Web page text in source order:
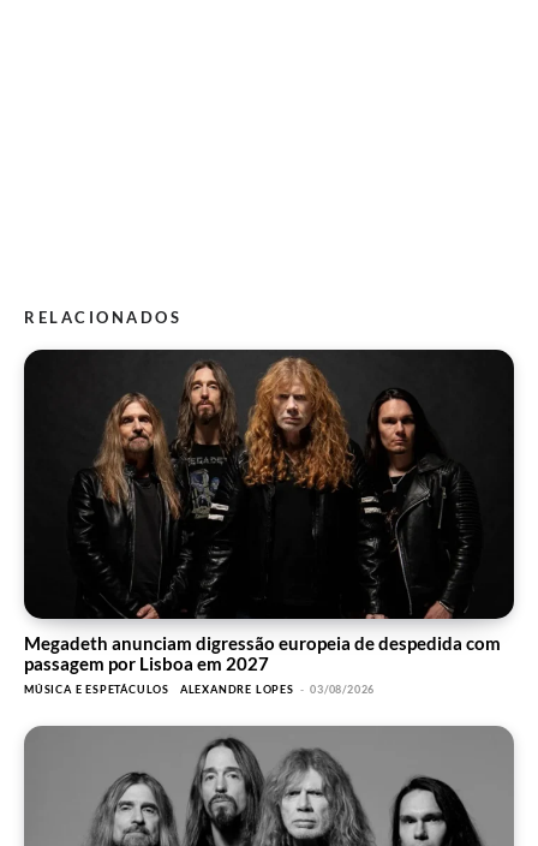
RELACIONADOS
Megadeth anunciam digressão europeia de despedida com
passagem por Lisboa em 2027
MÚSICA E ESPETÁCULOS ALEXANDRE LOPES - 03/08/2026